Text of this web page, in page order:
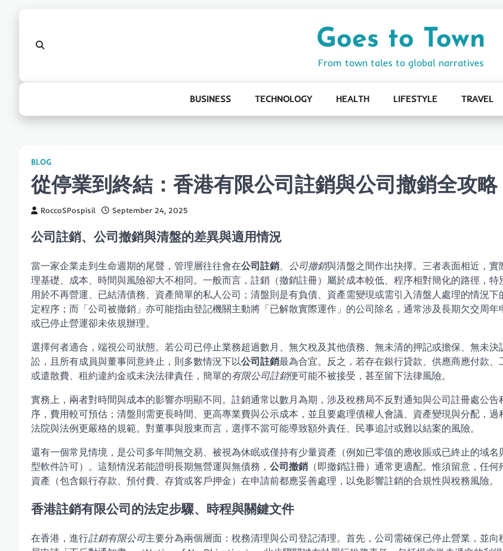
Goes to Town
From town tales to global narratives
BUSINESS TECHNOLOGY HEALTH LIFESTYLE TRAVEL
BLOG
從停業到終結：香港有限公司註銷與公司撤銷全攻略
RoccoSPospisil September 24, 2025
公司註銷、公司撤銷與清盤的差異與適用情況
當一家企業走到生命週期的尾聲，管理層往往會在公司註銷 公司撤銷與清盤之間作出抉擇。三者表面相近，實
理基礎、成本、時間與風險卻大不相同。一般而言，註銷（撤銷註冊）屬於成本較低、程序相對簡化的路徑，特
用於不再營運、已結清債務、資產簡單的私人公司；清盤則是有負債、資產需變現或需引入清盤人處理的情況下
定程序；而「公司被撤銷」亦可能指由登記機關主動將「已解散實際運作」的公司除名，通常涉及長期欠交周年
或已停止營運卻未依規辦理。
選擇何者適合，端視公司狀態。若公司已停止業務超過數月、無欠稅及其他債務、無未清的押記或擔保、無未決
訟，且所有成員與董事同意終止，則多數情況下以公司註銷最為合宜。反之，若存在銀行貸款、供應商應付款、
或遣散費、租約違約金或未決法律責任，簡單的有限公司註銷便可能不被接受，甚至留下法律風險。
實務上，兩者對時間與成本的影響亦明顯不同。註銷通常以數月為期，涉及稅務局不反對通知與公司註冊處公告
序，費用較可預估；清盤則需更長時間、更高專業費與公示成本，並且要處理債權人會議、資產變現與分配，過
法院與法例更嚴格的規範。對董事與股東而言，選擇不當可能導致額外責任、民事追討或難以結案的風險。
還有一個常見情境，是公司多年間無交易、被視為休眠或僅持有少量資產（例如已零值的應收賬或已終止的域名
型軟件許可）。這類情況若能證明長期無營運與無債務， 公司撤銷 （即撤銷註冊）通常更適配。惟須留意，任何
資產（包含銀行存款、預付費、存貨或客戶押金）在申請前都應妥善處理，以免影響註銷的合規性與稅務風險。
香港註銷有限公司的法定步驟、時程與關鍵文件
在香港，進行註銷有限公司主要分為兩個層面：稅務清理與公司登記清理。首先，公司需確保已停止營業，並向